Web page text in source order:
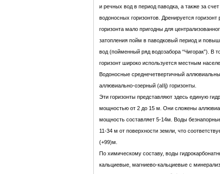
и речных вод в период паводка, а также за
водоносных горизонтов. Дренируется
горизонта мало пригодны для
затопления пойм в паводковый период и
вод (пойменный ряд водозабора “Чигорак”). В
горизонт широко используется местным
Водоносные среднечетвертичный
аллювиально-озерный (аIIj) горизонты.
Эти горизонты представляют здесь единую
мощностью от 2 до 15 м. Они сложены
мощность составляет 5-14м. Воды
11-34 м от поверхности земли, что
(+99)м.
По химическому составу, воды
кальциевые, магниево-кальциевые с